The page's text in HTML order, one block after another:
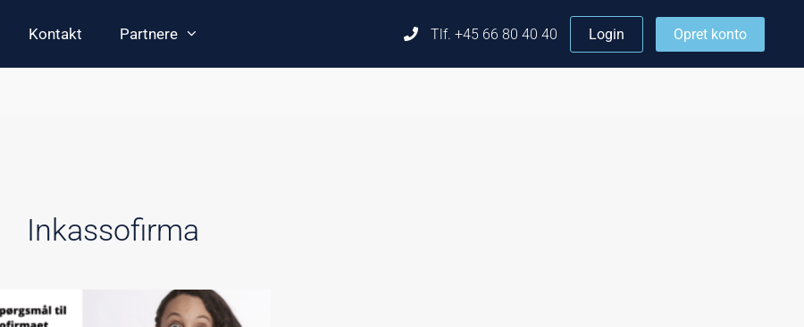
Tlf. +45 66 80 40 40 Login Opret konto
Kontakt Partnere
Inkassofirma